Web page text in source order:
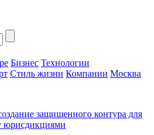
Бизнес Технологии
Стиль жизни Компании Москва
защищенного контура для
юрисдикциями